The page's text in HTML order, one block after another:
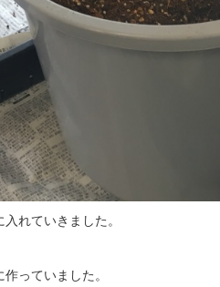
れていきました。
っていました。